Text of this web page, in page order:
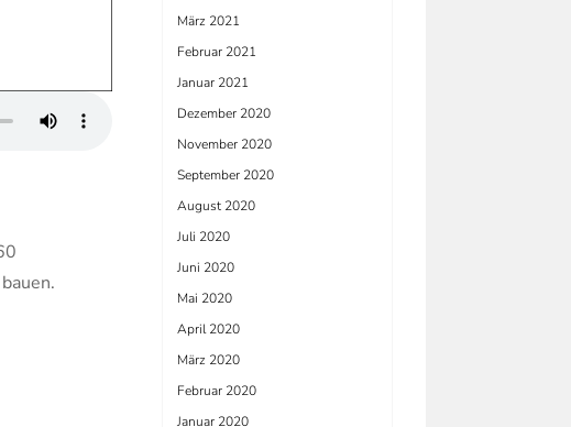
März 2021
Februar 2021
Januar 2021
Dezember 2020
November 2020
September 2020
August 2020
Juli 2020
Juni 2020
Mai 2020
April 2020
März 2020
Februar 2020
Januar 2020